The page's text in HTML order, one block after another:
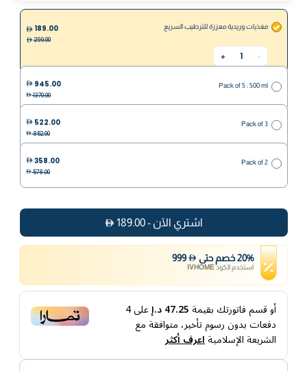
مغذيات وريدية معززة للترطيب السريع
-
1
+
189.00
299.00
Pack of 5 : 500 ml
945.00
1370.00
Pack of 3
522.00
852.00
Pack of 2
358.00
578.00
اشتري الآن -
189.00
20% خصم حتى 999
استخدم الكودIVHOME
أو قسم فاتورتك بقيمة 47.25 د.إ على4
دفعات بدون رسوم تأخير، متوافقة مع
الشريعة الإسلاميةاعرف أكثر